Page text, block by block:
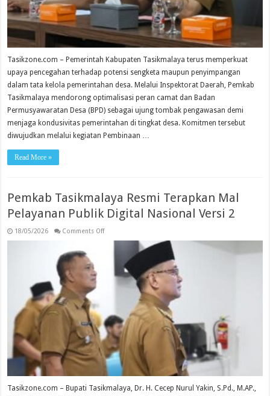
Tasikzone.com – Pemerintah Kabupaten Tasikmalaya terus memperkuat
upaya pencegahan terhadap potensi sengketa maupun penyimpangan
dalam tata kelola pemerintahan desa. Melalui Inspektorat Daerah, Pemkab
Tasikmalaya mendorong optimalisasi peran camat dan Badan
Permusyawaratan Desa (BPD) sebagai ujung tombak pengawasan demi
menjaga kondusivitas pemerintahan di tingkat desa. Komitmen tersebut
diwujudkan melalui kegiatan Pembinaan …
Read More »
Pemkab Tasikmalaya Resmi Terapkan Mal
Pelayanan Publik Digital Nasional Versi 2
18/05/2026 Comments Offon
Terapkan
Pelayanan
Tasikzone.com – Bupati Tasikmalaya, Dr. H. Cecep Nurul Yakin, S.Pd., M.AP.,